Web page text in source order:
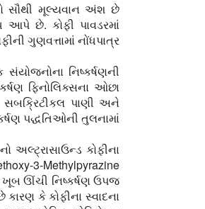
સૌથી મૂલ્યવાન અંશ છે
છે. કોફી પાવડરમાં
ગુણવત્તામાં નોંધપાત્ર
નિષ્કર્ષણની
ફિનોલિક્સના ઓછા
પાણી અને
પદ્ધતિઓની તુલનામાં
અલ્ટ્રાસાઉન્ડ કોફીના
3-Methylpyrazine
ખૂબ ઊંચી નિષ્કર્ષણ ઉપજ
કે કોફીના સ્વાદના